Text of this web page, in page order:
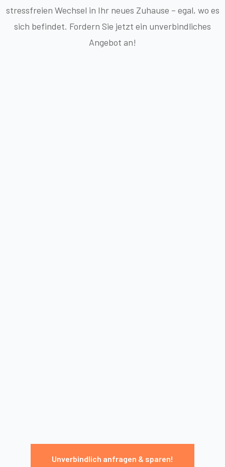
stressfreien Wechsel in Ihr neues Zuhause – egal, wo es
sich befindet. Fordern Sie jetzt ein unverbindliches
Angebot an!
Unverbindlich anfragen & sparen!